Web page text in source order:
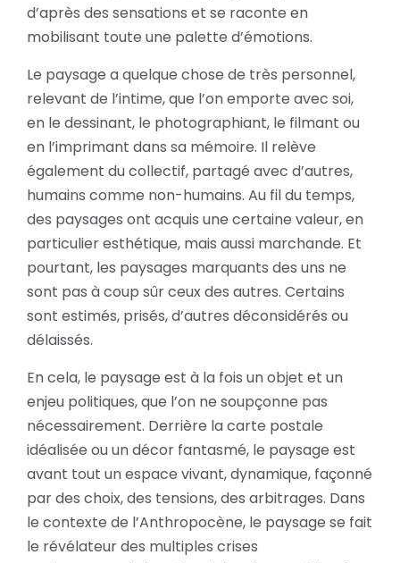
d’après des sensations et se raconte en
mobilisant toute une palette d’émotions.
Le paysage a quelque chose de très personnel,
relevant de l’intime, que l’on emporte avec soi,
en le dessinant, le photographiant, le filmant ou
en l’imprimant dans sa mémoire. Il relève
également du collectif, partagé avec d’autres,
humains comme non-humains. Au fil du temps,
des paysages ont acquis une certaine valeur, en
particulier esthétique, mais aussi marchande. Et
pourtant, les paysages marquants des uns ne
sont pas à coup sûr ceux des autres. Certains
sont estimés, prisés, d’autres déconsidérés ou
délaissés.
En cela, le paysage est à la fois un objet et un
enjeu politiques, que l’on ne soupçonne pas
nécessairement. Derrière la carte postale
idéalisée ou un décor fantasmé, le paysage est
avant tout un espace vivant, dynamique, façonné
par des choix, des tensions, des arbitrages. Dans
le contexte de l’Anthropocène, le paysage se fait
le révélateur des multiples crises